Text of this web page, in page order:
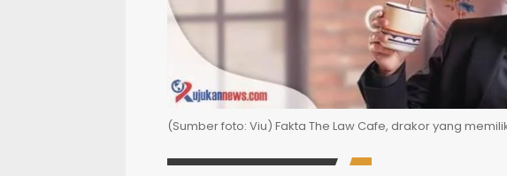
(Sumber foto: Viu) Fakta The Law Cafe, drakor yang